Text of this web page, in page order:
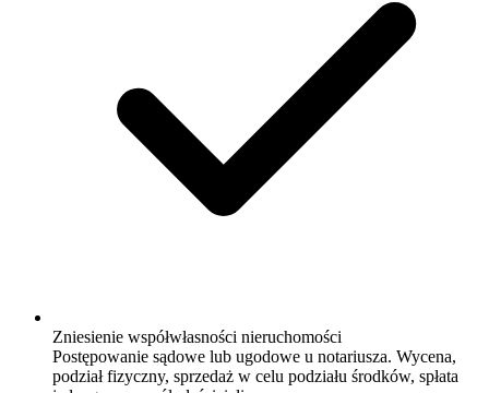
Zniesienie współwłasności nieruchomości
Postępowanie sądowe lub ugodowe u notariusza. Wycena,
podział fizyczny, sprzedaż w celu podziału środków, spłata